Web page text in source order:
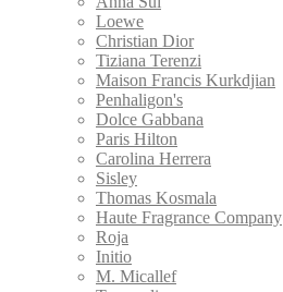
Loewe
Christian Dior
Tiziana Terenzi
Maison Francis Kurkdjian
Penhaligon's
Dolce Gabbana
Paris Hilton
Carolina Herrera
Sisley
Thomas Kosmala
Haute Fragrance Company
Roja
Initio
M. Micallef